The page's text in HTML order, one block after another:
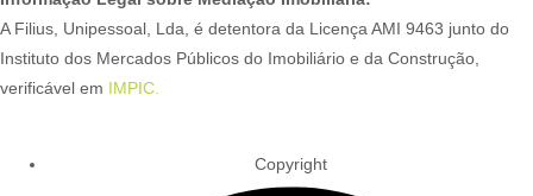
A Filius, Unipessoal, Lda, é detentora da Licença AMI 9463 junto do
Instituto dos Mercados Públicos do Imobiliário e da Construção,
verificável em IMPIC.
Copyright